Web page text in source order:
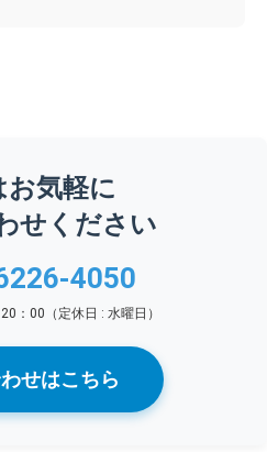
お気軽に
せください
4050
：00（定休日 : 水曜日）
せはこちら